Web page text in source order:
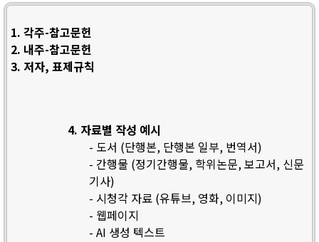
1. 각주-참고문헌
2. 내주-참고문헌
3. 저자, 표제규칙
4. 자료별 작성 예시
- 도서 (단행본, 단행본 일부, 번역서)
- 간행물 (정기간행물, 학위논문, 보고서, 신문
기사)
- 시청각 자료 (유튜브, 영화, 이미지)
- 웹페이지
- AI 생성 텍스트